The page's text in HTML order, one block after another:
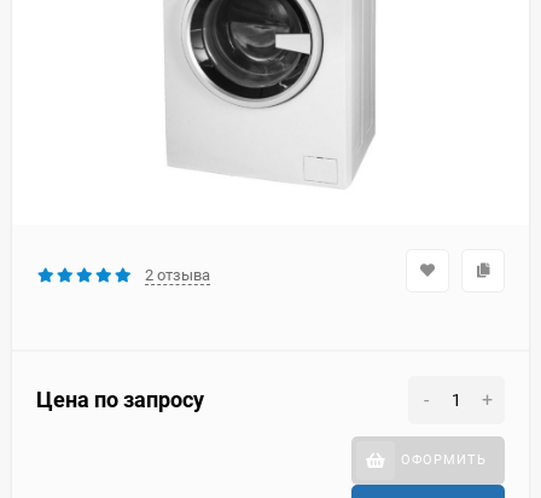
2 отзыва
Цена по запросу - +
ОФОРМИТЬ